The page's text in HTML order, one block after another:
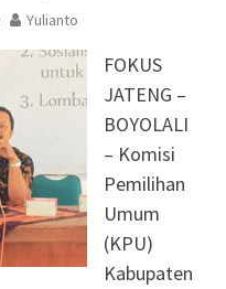
Yulianto
FOKUS
JATENG –
BOYOLALI
– Komisi
Pemilihan
Umum
(KPU)
Kabupaten